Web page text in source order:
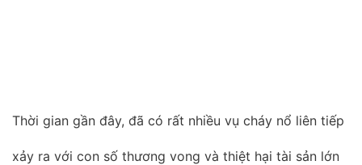
Thời gian gần đây, đã có rất nhiều vụ cháy nổ liên tiếp
xảy ra với con số thương vong và thiệt hại tài sản lớn